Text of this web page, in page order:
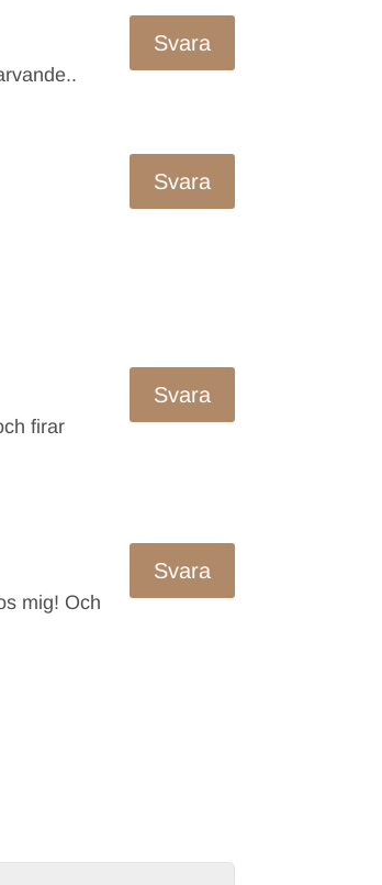
Svara
Svara
firar
Svara
mig! Och
Svara